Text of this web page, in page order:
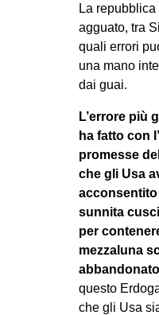
La
agguato, tra
quali errori
una mano
dai guai.
L’errore più
ha fatto con
promesse
che gli Usa
sunnita
per
mezzaluna
questo
che gli Usa